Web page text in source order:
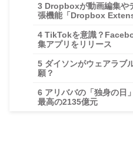
3 Dropboxが動画編集や
張機能「Dropbox
4 TikTokを意識？
集アプリをリリース
5 ダイソンがウェアラブ
願？
6 アリババの「独身の日
最高の2135億元